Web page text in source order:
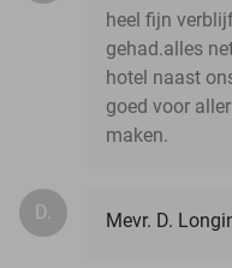
heel fijn
gehad.alles
hotel naast
goed voor
maken.
D. Mevr. D.